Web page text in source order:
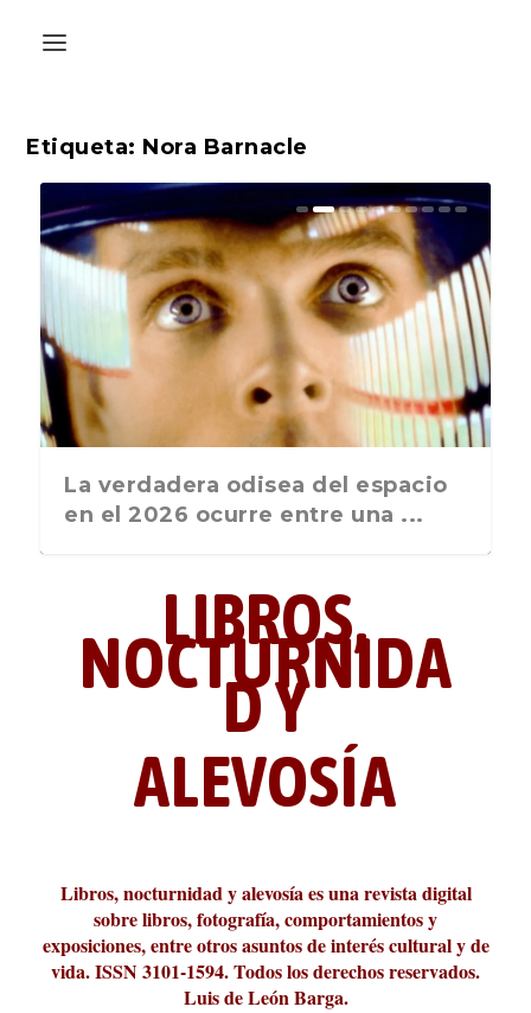
Etiqueta: Nora Barnacle
La última postal de la temporada
nos recuerda que nos vamos ...
La verdadera odisea del espacio
en el 2026 ocurre entre una ...
Liber 2026 al Fomento de la Le...
Revista Cultural Turia, númer...
10.000 pasos al día? Lo que d...
paisajística del mar de Sicil...
París
metafísicos de la novela ne...
LIBROS,
NOCTURNIDA
D Y
ALEVOSÍA
Libros, nocturnidad y alevosía es una revista digital
sobre libros, fotografía, comportamientos y
exposiciones, entre otros asuntos de interés cultural y de
vida. ISSN 3101-1594. Todos los derechos reservados.
Luis de León Barga.